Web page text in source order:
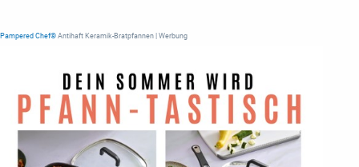
Pampered Chef® Antihaft Keramik-Bratpfannen | Werbung